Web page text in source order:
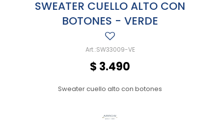
SWEATER CUELLO ALTO CON
BOTONES - VERDE
SW33009-VE
$ 3.490
Sweater cuello alto con botones